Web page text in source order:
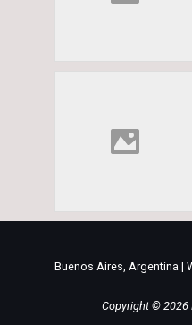
Buenos Aires, Argentina |
Copyright © 2026